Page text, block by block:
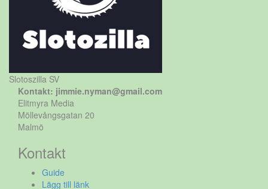
Slotoszilla SV
Kontakt: jimmie.nyman@gmail.com
Elitmyra Media
Möllevångsgatan 20
Malmö
Kontakt
Guide
Lägg till länk